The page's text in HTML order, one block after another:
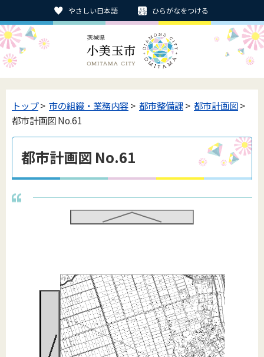
やさしい日本語 ひらがなをつける
トップ> 市の組織・業務内容> 都市整備課> 都市計画図>
都市計画図 No.61
都市計画図 No.61